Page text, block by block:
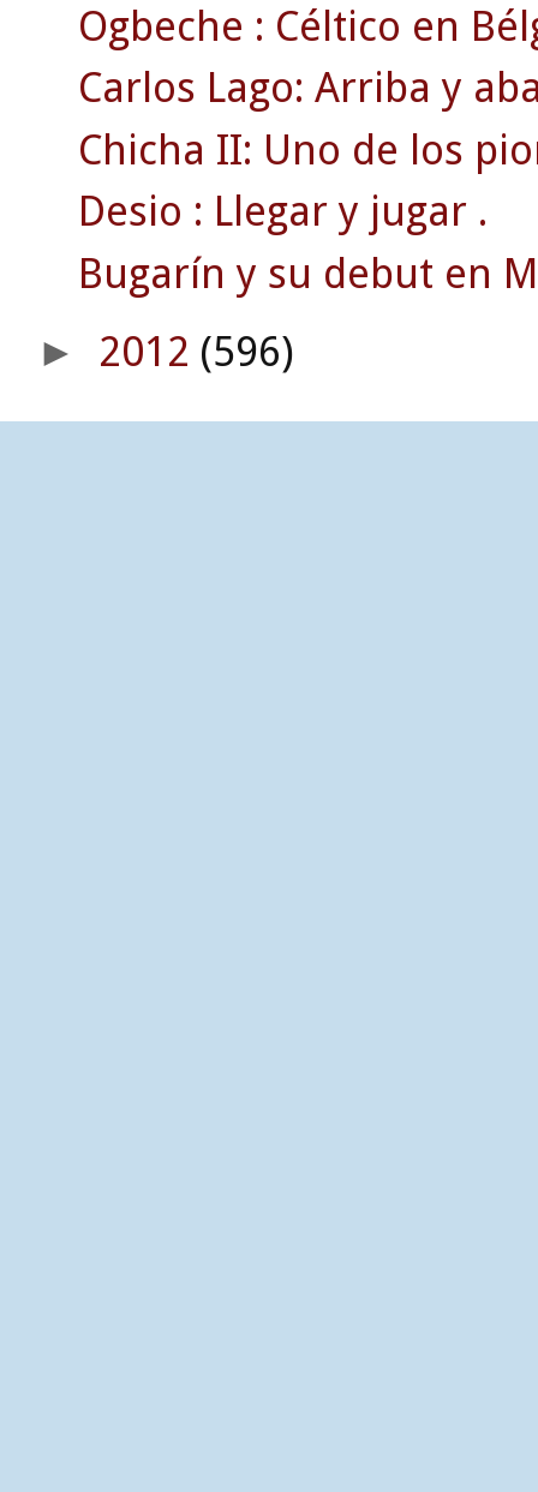
Ogbeche : Céltico en
Carlos Lago: Arriba y
Chicha II: Uno de los
Desio : Llegar y jugar .
Bugarín y su debut en
► 2012 (596)